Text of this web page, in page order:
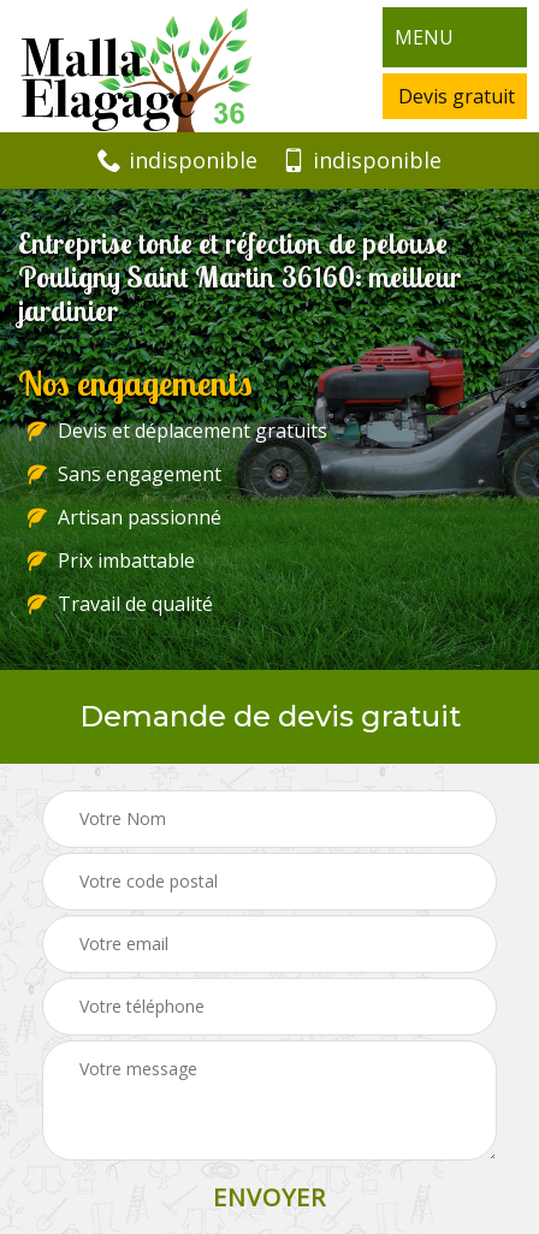
MENU
Devis gratuit
indisponible indisponible
Entreprise tonte et réfection de pelouse
Pouligny Saint Martin 36160: meilleur
jardinier
Nos engagements
Devis et déplacement gratuits
Sans engagement
Artisan passionné
Prix imbattable
Travail de qualité
Demande de devis gratuit